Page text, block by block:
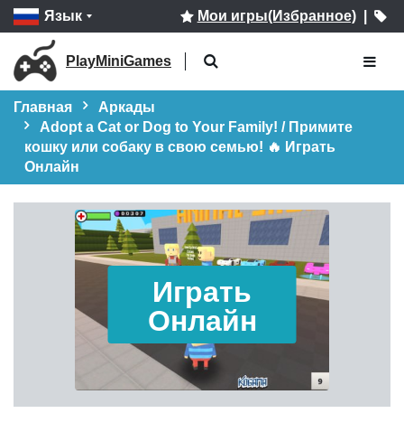
Язык Мои игры(Избранное)|
PlayMiniGames
Главная
Аркады
Adopt a Cat or Dog to Your Family! / Примите
кошку или собаку в свою семью! 🔥 Играть
Онлайн
Играть
Онлайн